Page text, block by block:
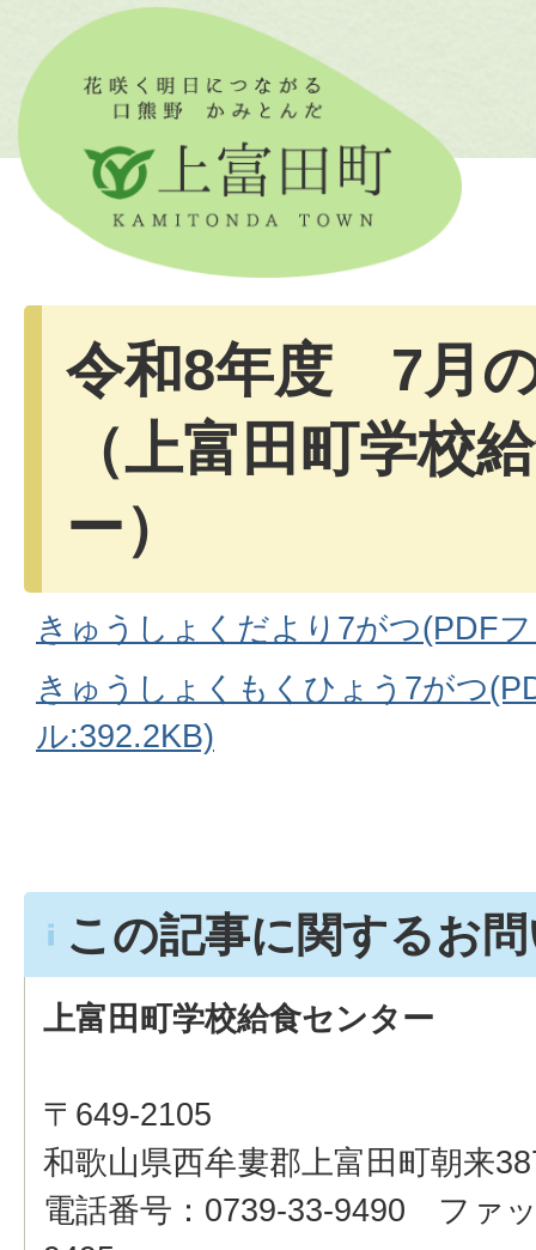
令和8年度 7月
（上富田町学校
ー）
きゅうしょくだより7がつ(PDF
きゅうしょくもくひょう7がつ
ル:392.2KB)
この記事に関するお
上富田町学校給食センター
〒649-2105
和歌山県西牟婁郡上富田町朝来
電話番号：0739-33-9490 ファ